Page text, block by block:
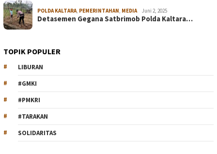
POLDA KALTARA PEMERINTAHAN MEDIA Juni 2, 2025
Detasemen Gegana Satbrimob Polda Kaltara…
TOPIK POPULER
LIBURAN
#GMKI
#PMKRI
#TARAKAN
SOLIDARITAS